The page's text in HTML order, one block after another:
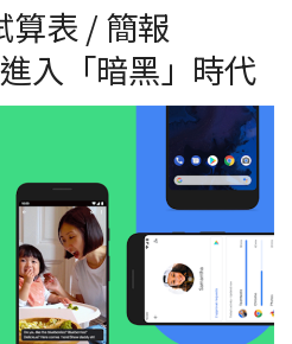
算表 / 簡報
入「暗黑」時代